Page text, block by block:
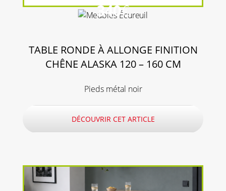
340€
TABLE RONDE À ALLONGE FINITION
CHÊNE ALASKA 120 – 160 CM
Pieds métal noir
DÉCOUVRIR CET ARTICLE